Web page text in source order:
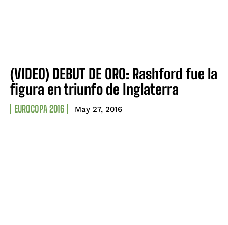
(VIDEO) DEBUT DE ORO: Rashford fue la
figura en triunfo de Inglaterra
EUROCOPA 2016 May 27, 2016